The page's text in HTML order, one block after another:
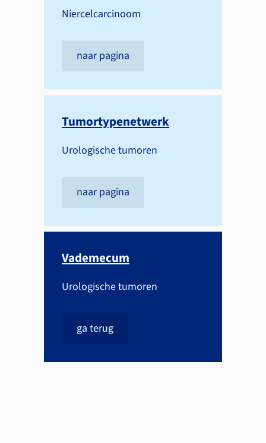
Niercelcarcinoom
naar pagina
Tumortypenetwerk
Urologische tumoren
naar pagina
Vademecum
Urologische tumoren
ga terug